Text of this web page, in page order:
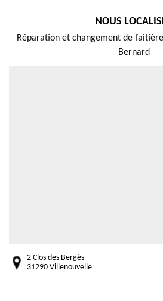
NOUS
Réparation et changement de
Bernard
2 Clos des Bergès
31290 Villenouvelle